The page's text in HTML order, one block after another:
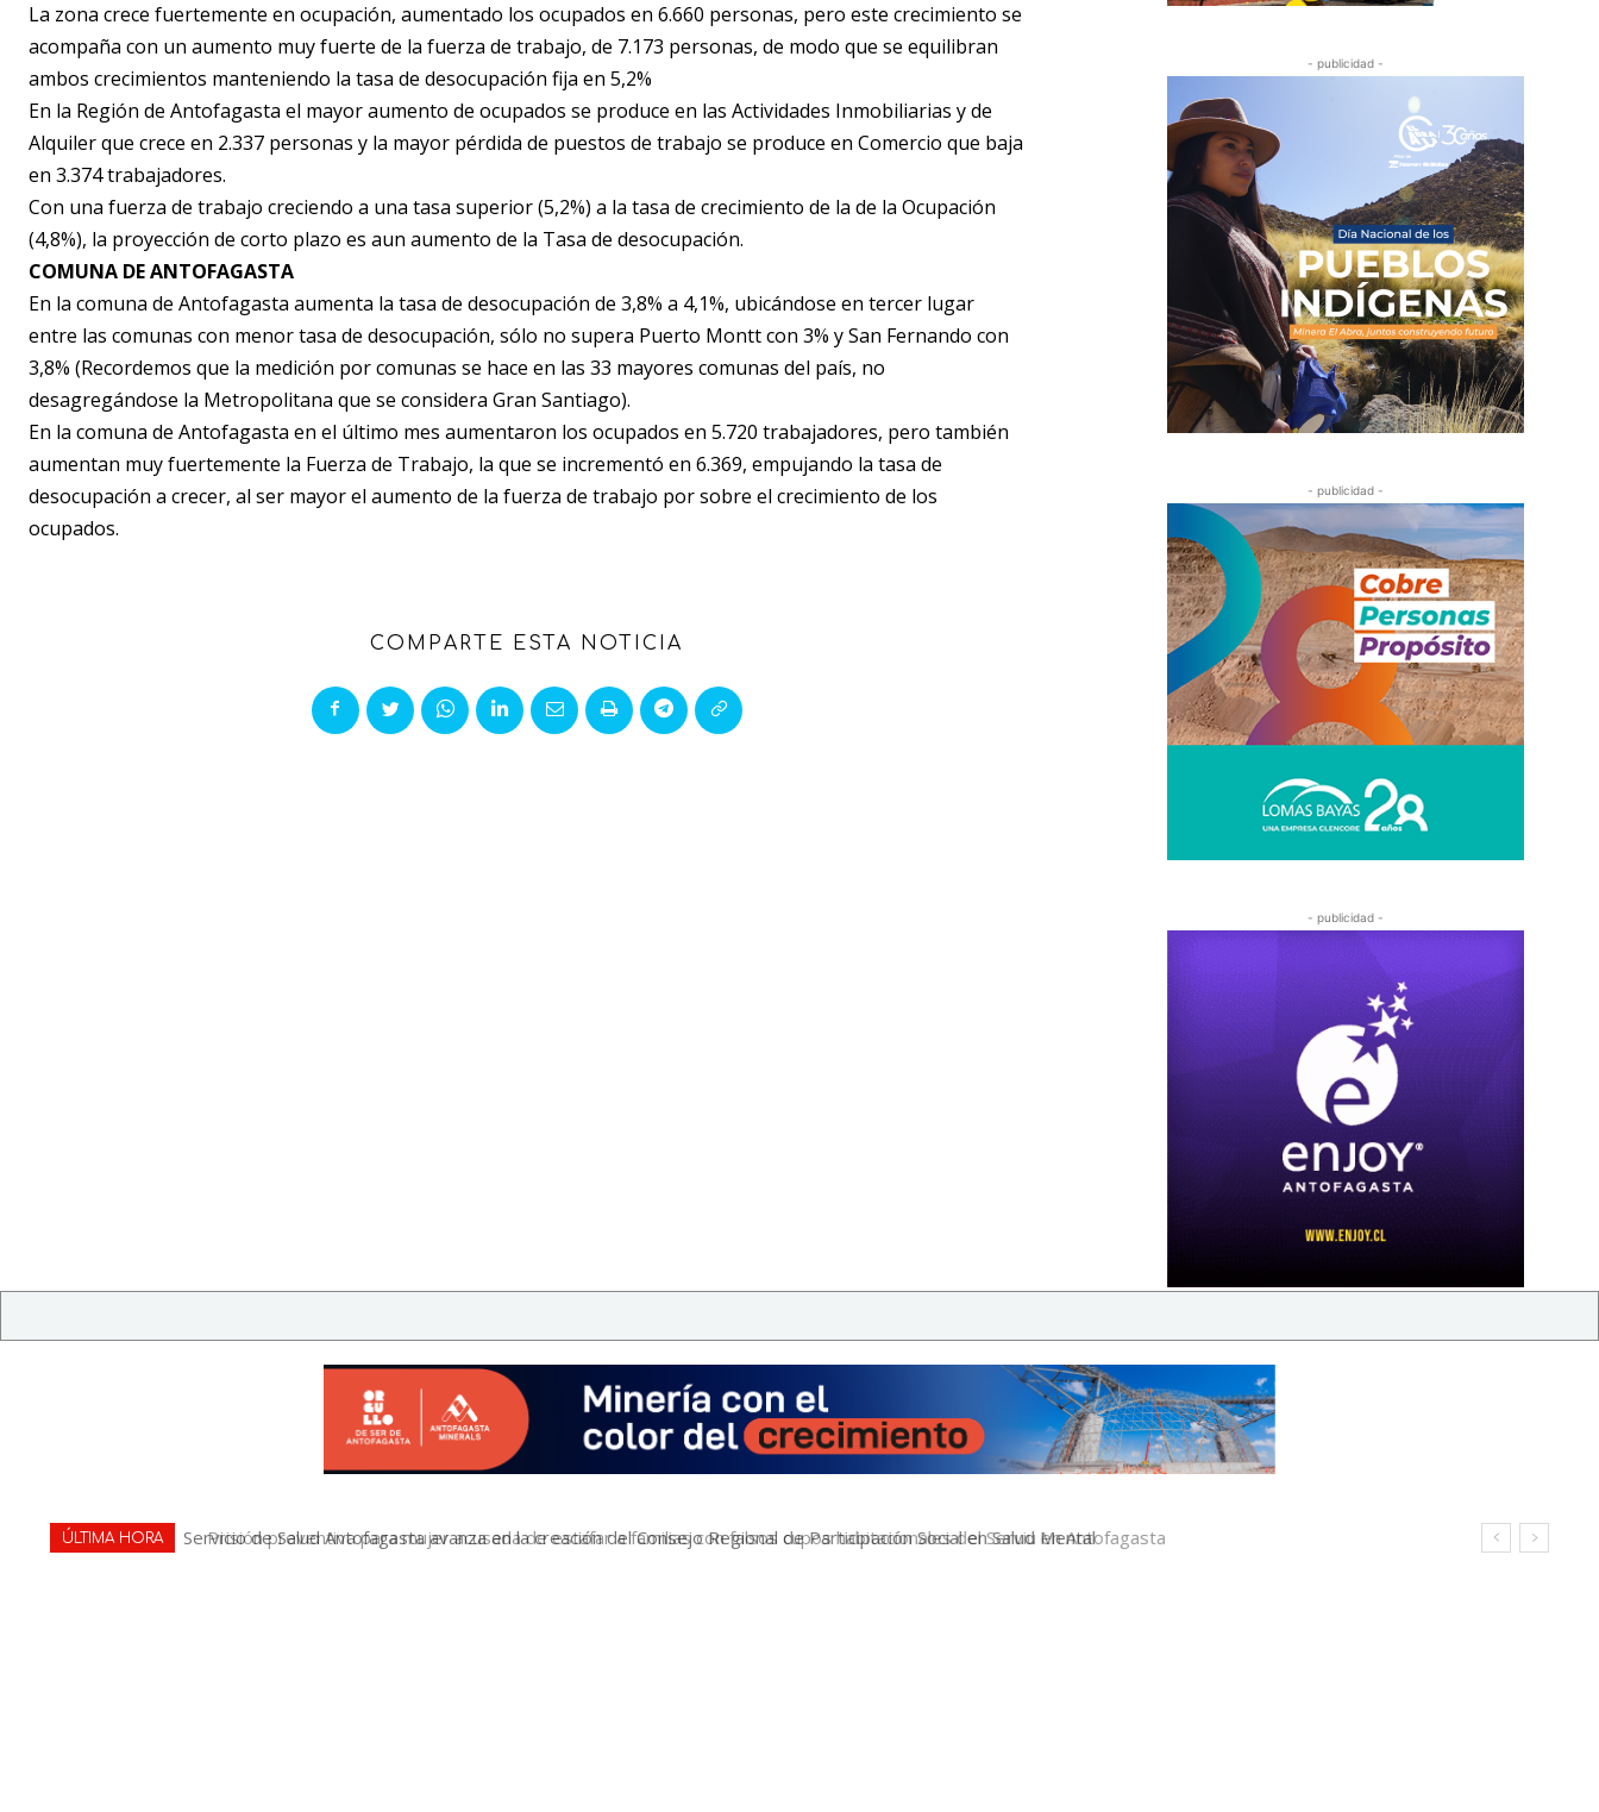
La zona crece fuertemente en ocupación, aumentado los ocupados en 6.660 personas, pero este crecimiento se
acompaña con un aumento muy fuerte de la fuerza de trabajo, de 7.173 personas, de modo que se equilibran
ambos crecimientos manteniendo la tasa de desocupación fija en 5,2%
En la Región de Antofagasta el mayor aumento de ocupados se produce en las Actividades Inmobiliarias y de
Alquiler que crece en 2.337 personas y la mayor pérdida de puestos de trabajo se produce en Comercio que baja
en 3.374 trabajadores.
Con una fuerza de trabajo creciendo a una tasa superior (5,2%) a la tasa de crecimiento de la de la Ocupación
(4,8%), la proyección de corto plazo es aun aumento de la Tasa de desocupación.
COMUNA DE ANTOFAGASTA
En la comuna de Antofagasta aumenta la tasa de desocupación de 3,8% a 4,1%, ubicándose en tercer lugar
entre las comunas con menor tasa de desocupación, sólo no supera Puerto Montt con 3% y San Fernando con
3,8% (Recordemos que la medición por comunas se hace en las 33 mayores comunas del país, no
desagregándose la Metropolitana que se considera Gran Santiago).
En la comuna de Antofagasta en el último mes aumentaron los ocupados en 5.720 trabajadores, pero también
aumentan muy fuertemente la Fuerza de Trabajo, la que se incrementó en 6.369, empujando la tasa de
desocupación a crecer, al ser mayor el aumento de la fuerza de trabajo por sobre el crecimiento de los
ocupados.
COMPARTE ESTA NOTICIA
- publicidad -
- publicidad -
- publicidad -